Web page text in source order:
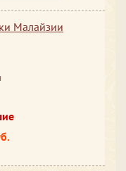
Малайзии